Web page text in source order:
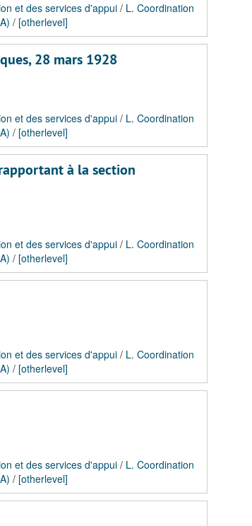
et des services d'appui / L. Coordination
/ [otherlevel]
28 mars 1928
et des services d'appui / L. Coordination
/ [otherlevel]
à la section
et des services d'appui / L. Coordination
/ [otherlevel]
et des services d'appui / L. Coordination
/ [otherlevel]
et des services d'appui / L. Coordination
/ [otherlevel]